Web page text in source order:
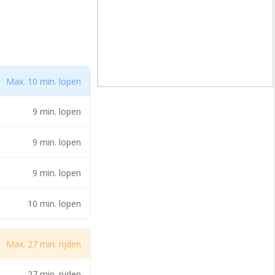
Max. 10 min. lopen
9 min. lopen
9 min. lopen
9 min. lopen
10 min. lopen
Max. 27 min. rijden